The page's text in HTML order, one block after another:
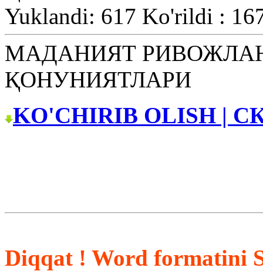
Yuklandi: 617 Ko'rildi :
МАДАНИЯТ
ҚОНУНИЯТЛАРИ
KO'CHIRIB OLISH |
Diqqat ! Word formatini